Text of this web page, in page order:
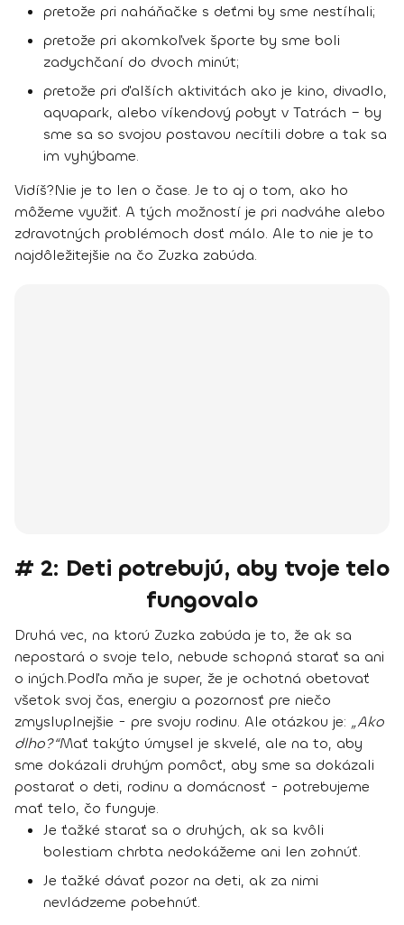
pretože pri naháňačke s deťmi by sme nestíhali;
pretože pri akomkoľvek športe by sme boli
zadychčaní do dvoch minút;
pretože pri ďalších aktivitách ako je kino, divadlo,
aquapark, alebo víkendový pobyt v Tatrách – by
sme sa so svojou postavou necítili dobre a tak sa
im vyhýbame.
Vidíš?Nie je to len o čase. Je to aj o tom, ako ho
môžeme využiť. A tých možností je pri nadváhe alebo
zdravotných problémoch dosť málo. Ale to nie je to
najdôležitejšie na čo Zuzka zabúda.
# 2: Deti potrebujú, aby tvoje telo
fungovalo
Druhá vec, na ktorú Zuzka zabúda je to, že ak sa
nepostará o svoje telo, nebude schopná starať sa ani
o iných.Podľa mňa je super, že je ochotná obetovať
všetok svoj čas, energiu a pozornosť pre niečo
zmysluplnejšie - pre svoju rodinu. Ale otázkou je: „Ako
dlho?“Mať takýto úmysel je skvelé, ale na to, aby
sme dokázali druhým pomôcť, aby sme sa dokázali
postarať o deti, rodinu a domácnosť - potrebujeme
mať telo, čo funguje.
Je ťažké starať sa o druhých, ak sa kvôli
bolestiam chrbta nedokážeme ani len zohnúť.
Je ťažké dávať pozor na deti, ak za nimi
nevládzeme pobehnúť.